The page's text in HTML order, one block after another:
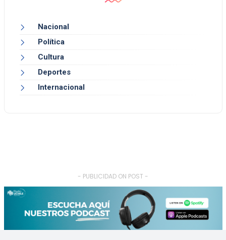
Nacional
Política
Cultura
Deportes
Internacional
- PUBLICIDAD ON POST -